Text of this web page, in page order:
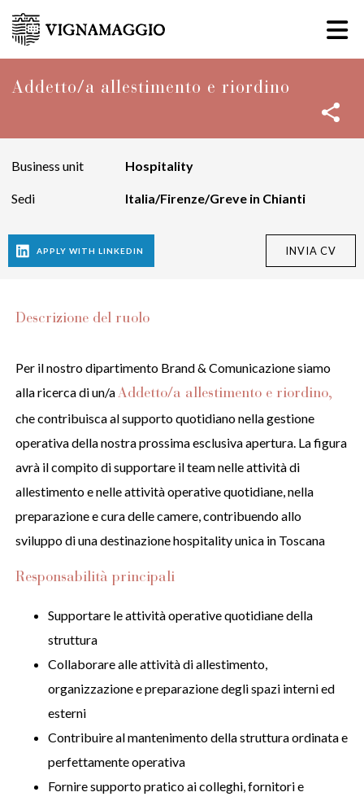
ANNUNCI
Addetto/a allestimento e riordino
Business unit Hospitality
Sedi Italia/Firenze/Greve in Chianti
Descrizione del ruolo
Per il nostro dipartimento Brand & Comunicazione siamo
alla ricerca di un/aAddetto/a allestimento e riordino,
che contribuisca al supporto quotidiano nella gestione
operativa della nostra prossima esclusiva apertura. La figura
avrà il compito di supportare il team nelle attività di
allestimento e nelle attività operative quotidiane, nella
preparazione e cura delle camere, contribuendo allo
sviluppo di una destinazione hospitality unica in Toscana
Responsabilità principali
Supportare le attività operative quotidiane della
struttura
Collaborare alle attività di allestimento,
organizzazione e preparazione degli spazi interni ed
esterni
Contribuire al mantenimento della struttura ordinata e
perfettamente operativa
Fornire supporto pratico ai colleghi, fornitori e